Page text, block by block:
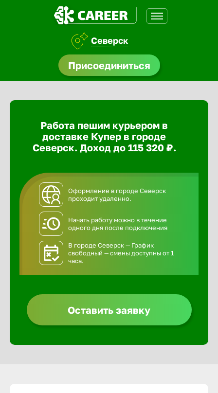
Северск
Присоединиться
Работа пешим курьером в
доставке Купер в городе
Северск. Доход до 115 320 ₽.
Оформление в городе Северск
проходит удаленно.
Начать работу можно в течение
одного дня после подключения
В городе Северск — График
свободный — смены доступны от 1
часа.
Оставить заявку